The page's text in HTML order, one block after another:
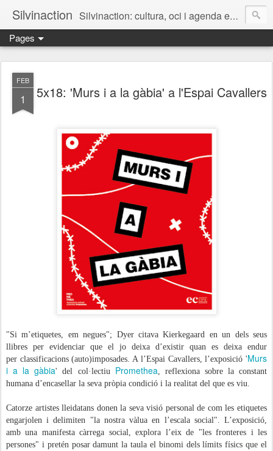
Silvinaction Silvinaction: cultura, oci i agenda en acció pel públic adult a Lleida
Pages
FEB
1 5x18: 'Murs i a la gàbia' a l'Espai Cavallers
"Si m’etiquetes, em negues"; Dyer citava Kierkegaard en un dels seus
llibres per evidenciar que el jo deixa d’existir quan es deixa endur
per classificacions (auto)imposades. A l’Espai Cavallers, l’exposició 'Murs
i a la gàbia' del col·lectiu Promethea , reflexiona sobre la constant
humana d’encasellar la seva pròpia condició i la realitat del que es viu.
Catorze artistes lleidatans donen la seva visió personal de com les etiquetes
engarjolen i delimiten "la nostra vàlua en l’escala social". L’exposició,
amb una manifesta càrrega social, explora l’eix de "les fronteres i les
persones" i pretén posar damunt la taula el binomi dels límits físics que el